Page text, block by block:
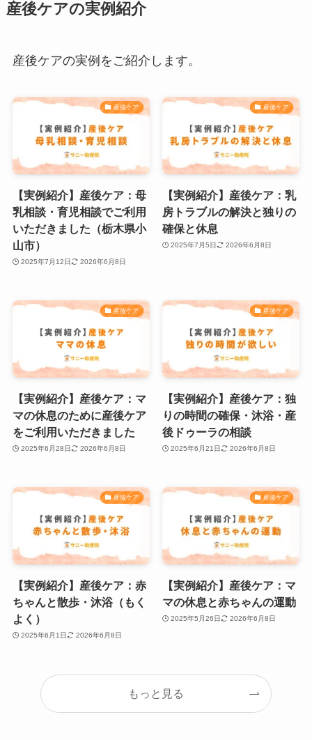
産後ケアの実例紹介
産後ケアの実例をご紹介します。
産後ケア
【実例紹介】産後ケア：母
乳相談・育児相談でご利用
いただきました（栃木県小
山市）
2025年7月12日 2026年6月8日
産後ケア
【実例紹介】産後ケア：乳
房トラブルの解決と独りの
確保と休息
2025年7月5日 2026年6月8日
産後ケア
【実例紹介】産後ケア：マ
マの休息のために産後ケア
をご利用いただきました
2025年6月28日 2026年6月8日
産後ケア
【実例紹介】産後ケア：独
りの時間の確保・沐浴・産
後ドゥーラの相談
2025年6月21日 2026年6月8日
産後ケア
【実例紹介】産後ケア：赤
ちゃんと散歩・沐浴（もく
よく）
2025年6月1日 2026年6月8日
産後ケア
【実例紹介】産後ケア：マ
マの休息と赤ちゃんの運動
2025年5月26日 2026年6月8日
もっと見る